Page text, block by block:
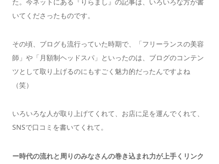
いてくださったものです。
その頃、ブログも流行っていた時期で、「フリーランスの美容
師」や「月額制ヘッドスパ」といったのは、ブログのコンテン
ツとして取り上げるのにもすごく魅力的だったんですよね
（笑）
いろいろな人が取り上げてくれて、お店に足を運んでくれて、
SNSで口コミを書いてくれて。
ー時代の流れと周りのみなさんの巻き込まれ力が上手くリンク